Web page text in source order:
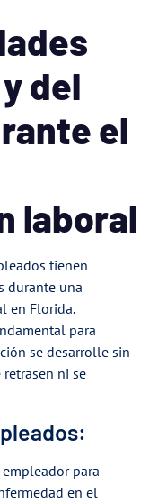
del
el
laboral
tienen
durante una
en Florida.
para
se desarrolle sin
ni se
para
en el